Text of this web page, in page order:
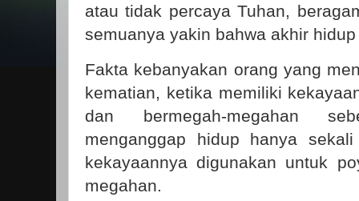
atau tidak percaya Tuhan,
semuanya yakin bahwa akhir
Fakta kebanyakan orang yang
kematian, ketika memiliki
dan bermegah-megahan
menganggap hidup hanya
kekayaannya digunakan untuk
megahan.